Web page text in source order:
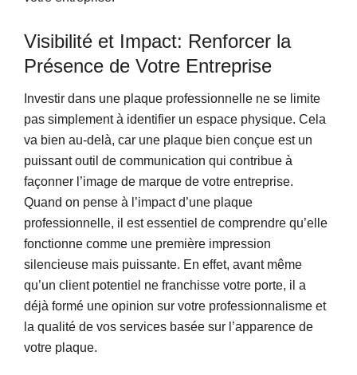
Visibilité et Impact: Renforcer la
Présence de Votre Entreprise
Investir dans une plaque professionnelle ne se limite
pas simplement à identifier un espace physique. Cela
va bien au-delà, car une plaque bien conçue est un
puissant outil de communication qui contribue à
façonner l’image de marque de votre entreprise.
Quand on pense à l’impact d’une plaque
professionnelle, il est essentiel de comprendre qu’elle
fonctionne comme une première impression
silencieuse mais puissante. En effet, avant même
qu’un client potentiel ne franchisse votre porte, il a
déjà formé une opinion sur votre professionnalisme et
la qualité de vos services basée sur l’apparence de
votre plaque.